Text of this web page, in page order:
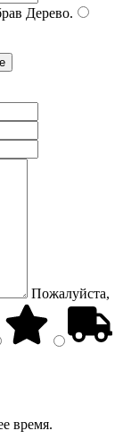
Дерево.
Пожалуйста,
время.